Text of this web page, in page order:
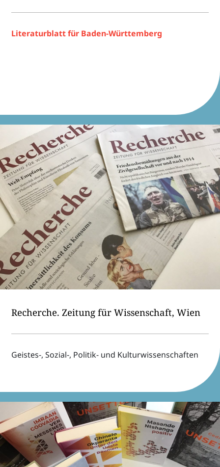
Lite­ra­tur­blatt für Baden-Württemberg
Recher­che. Zeitung für Wissen­schaft, Wien
Geistes‑, Sozial‑, Poli­tik- und Kulturwissenschaften